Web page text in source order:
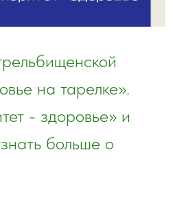
на тарелке».
- здоровье» и
больше о